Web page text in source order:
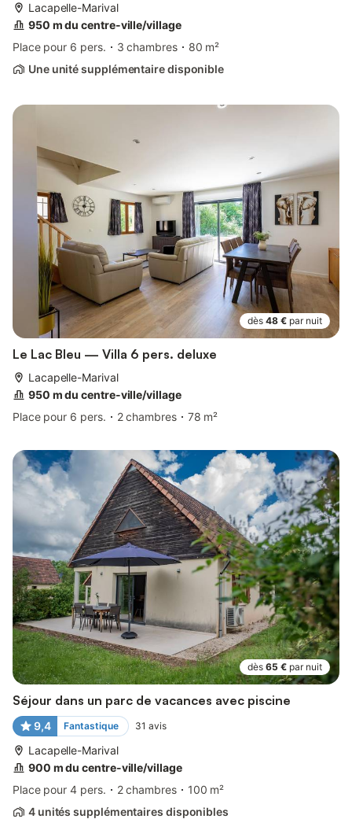
Lacapelle-Marival
950 m du centre-ville/village
Place pour 6 pers.
3 chambres
80 m²
Une unité supplémentaire disponible
dès 48 € par nuit
Le Lac Bleu — Villa 6 pers. deluxe
Lacapelle-Marival
950 m du centre-ville/village
Place pour 6 pers.
2 chambres 78 m²
dès 65 € par nuit
Séjour dans un parc de vacances avec piscine
9,4 Fantastique 31 avis
Lacapelle-Marival
900 m du centre-ville/village
Place pour 4 pers.
2 chambres
100 m²
4 unités supplémentaires disponibles